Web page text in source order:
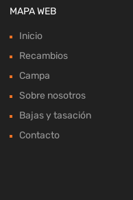
MAPA WEB
Inicio
Recambios
Campa
Sobre nosotros
Bajas y tasación
Contacto